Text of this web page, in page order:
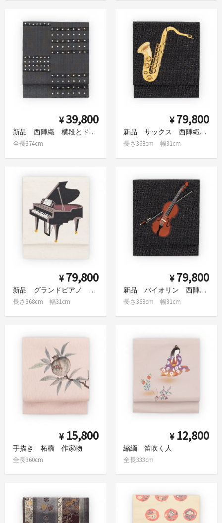
¥39,800
新品 西陣織 横段とドット 九寸名古屋帯
全長374cm
¥ 79,800
新品 サックス 西陣織 八寸名古屋
長さ368cm 幅31cm
¥ 79,800
新品 グランドピアノ 西陣織 八寸名古屋
長さ368cm 幅31cm
¥ 79,800
新品 バイオリン 西陣織 八寸名古屋
長さ368cm 幅31cm
¥ 15,800
手描き 柘榴 作家物
全長360cm
¥ 12,800
縮緬 笛吹く人
全長333cm